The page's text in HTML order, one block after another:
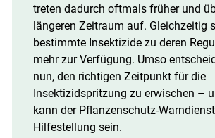
treten dadurch oftmals früher und
längeren Zeitraum auf. Gleichzeitig
bestimmte Insektizide zu deren
mehr zur Verfügung. Umso
nun, den richtigen Zeitpunkt für die
Insektizidspritzung zu erwischen –
kann der Pflanzenschutz-
Hilfestellung sein.